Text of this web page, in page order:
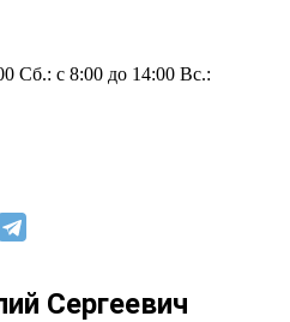
Сб.: с 8:00 до 14:00 Вс.:
Сергеевич